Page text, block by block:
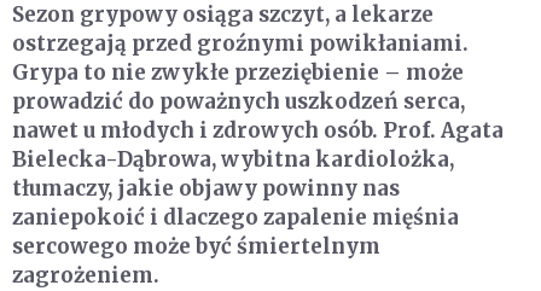
Sezon grypowy osiąga szczyt, a lekarze
ostrzegają przed groźnymi powikłaniami.
Grypa to nie zwykłe przeziębienie – może
prowadzić do poważnych uszkodzeń serca,
nawet u młodych i zdrowych osób. Prof. Agata
Bielecka-Dąbrowa, wybitna kardiolożka,
tłumaczy, jakie objawy powinny nas
zaniepokoić i dlaczego zapalenie mięśnia
sercowego może być śmiertelnym
zagrożeniem.